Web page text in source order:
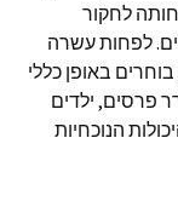
לחקור
לפחות עשרה
באופן כללי
פרסים, ילדים
הנוכחיות